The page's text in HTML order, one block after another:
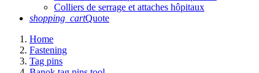
Colliers de serrage et attaches hôpitaux
shopping_cartQuote
Home
Fastening
Tag pins